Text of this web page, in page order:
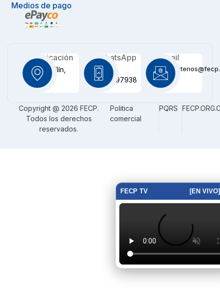
FECP TV [EN VIVO]
Medios de pago
Ubicación
Medellín,
CO
WhatsApp
+57
3116097938
Email
Copyright @ 2026 FECP.
Todos los derechos
reservados.
Politica
comercial
PQRS